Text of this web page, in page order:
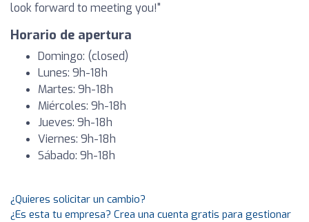
look forward to meeting you!"
Horario de apertura
Domingo: (closed)
Lunes: 9h-18h
Martes: 9h-18h
Miércoles: 9h-18h
Jueves: 9h-18h
Viernes: 9h-18h
Sábado: 9h-18h
¿Quieres solicitar un cambio?
¿Es esta tu empresa? Crea una cuenta gratis para gestionar